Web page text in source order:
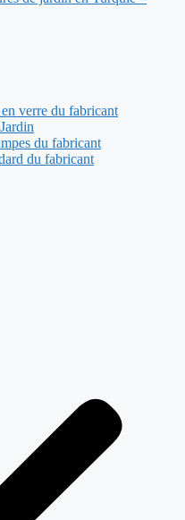
verre du fabricant
du fabricant
du fabricant